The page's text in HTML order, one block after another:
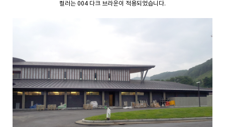
컬러는 004 다크 브라운이 적용되었습니다.